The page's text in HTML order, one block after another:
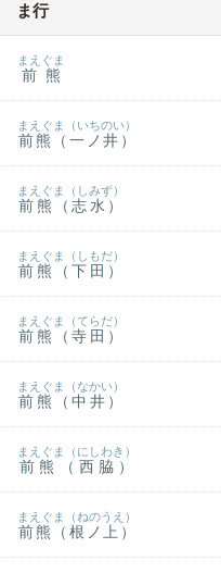
ま行
前熊
まえぐま
前熊（一ノ井）
まえぐま（いちのい）
前熊（志水）
まえぐま（しみず）
前熊（下田）
まえぐま（しもだ）
前熊（寺田）
まえぐま（てらだ）
前熊（中井）
まえぐま（なかい）
前熊（西脇）
まえぐま（にしわき）
前熊（根ノ上）
まえぐま（ねのうえ）